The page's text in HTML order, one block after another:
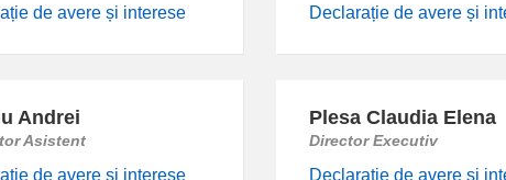
de avere și interese Declarație de avere și
Andrei
Asistent
de avere și interese
Plesa Claudia Elena
Director Executiv
Declarație de avere și